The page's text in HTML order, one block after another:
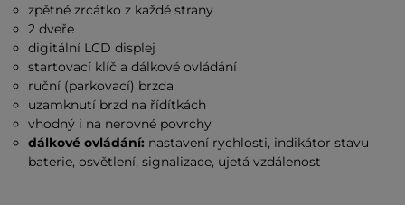
zpětné zrcátko z každé strany
2 dveře
digitální LCD displej
startovací klíč a dálkové ovládání
ruční (parkovací) brzda
uzamknutí brzd na řídítkách
vhodný i na nerovné povrchy
dálkové ovládání: nastavení rychlosti, indikátor stavu
baterie, osvětlení, signalizace, ujetá vzdálenost